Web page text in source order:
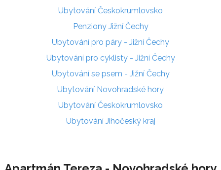
Ubytování Českokrumlovsko
Penziony Jižní Čechy
Ubytování pro páry - Jižní Čechy
Ubytování pro cyklisty - Jižní Čechy
Ubytování se psem - Jižní Čechy
Ubytování Novohradské hory
Ubytování Českokrumlovsko
Ubytování Jihočeský kraj